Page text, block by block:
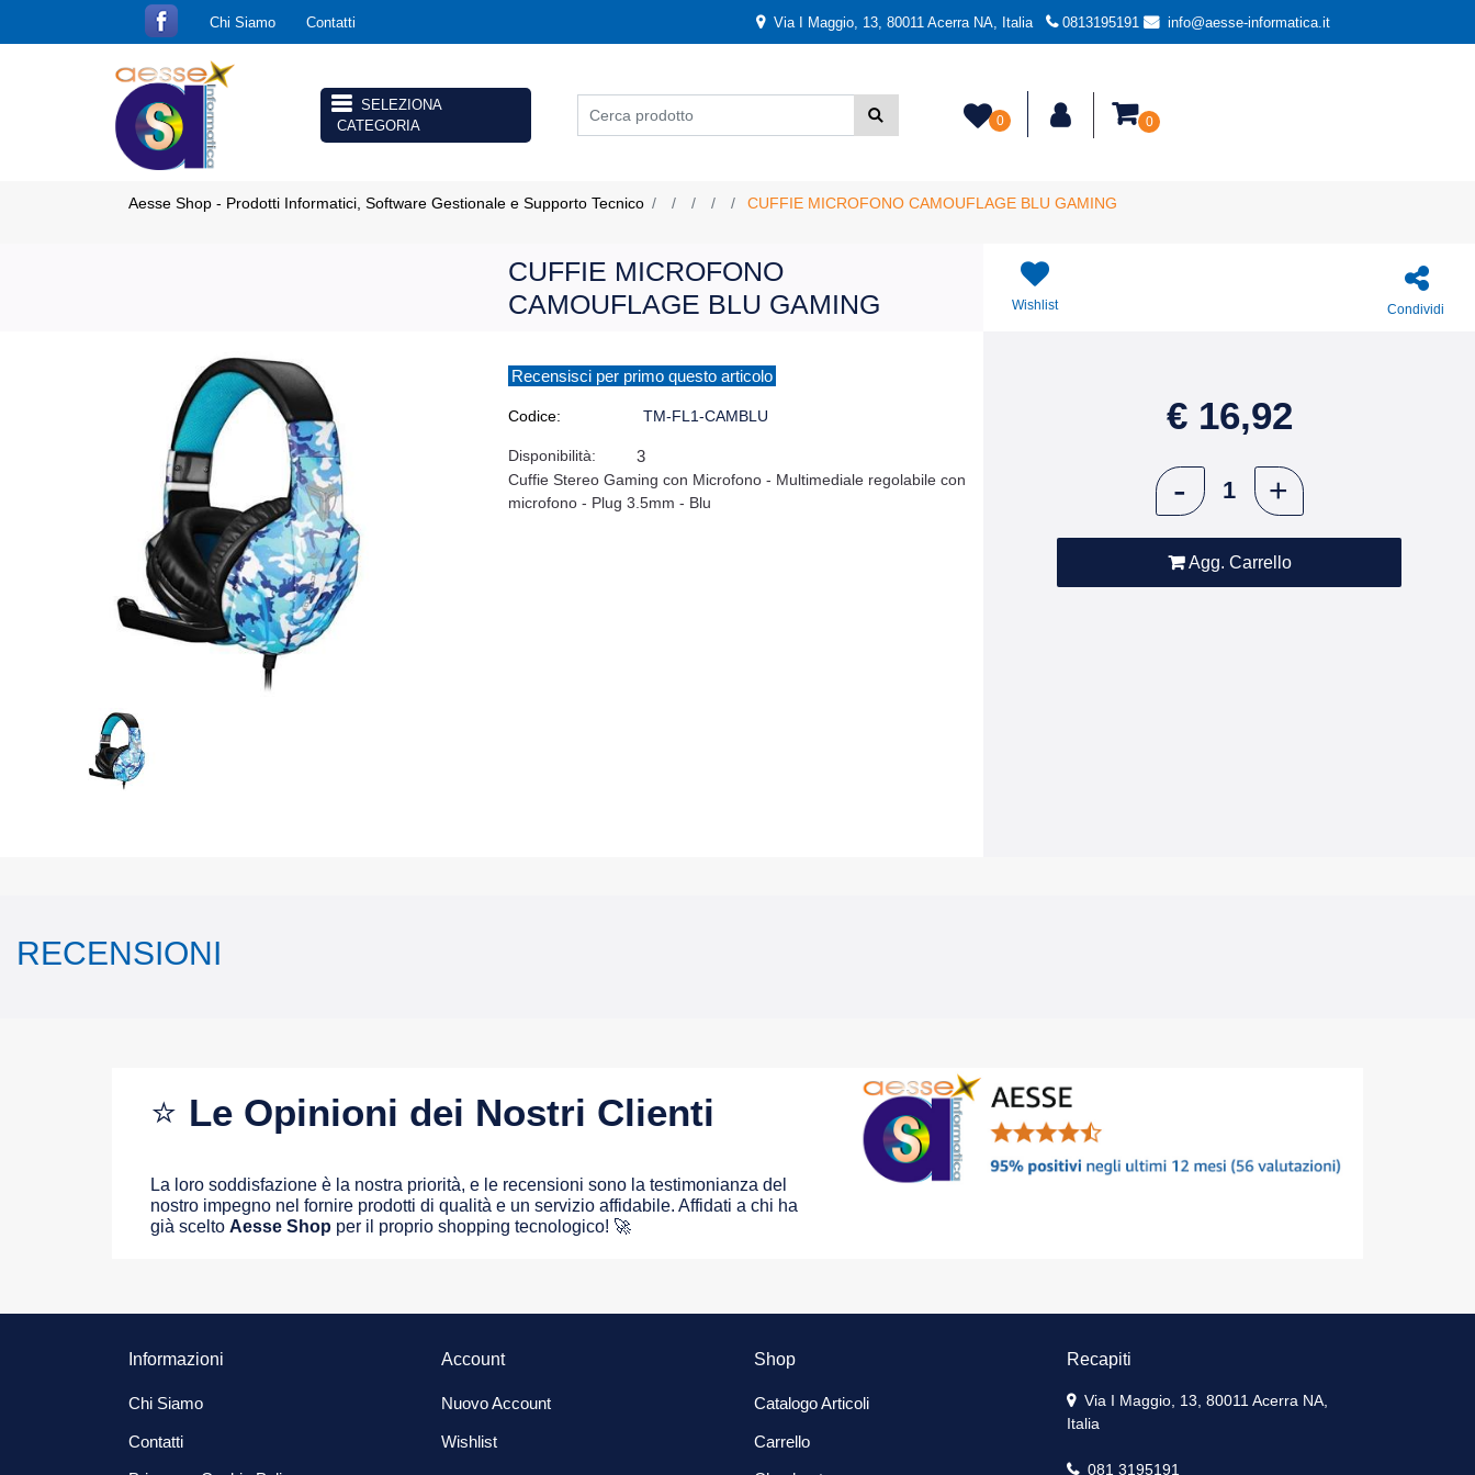
Chi Siamo Contatti Via I Maggio, 13, 80011 Acerra NA, Italia 0813195191 info@aesse-informatica.it
Open menu
0 0
Aesse Shop - Prodotti Informatici, Software Gestionale e Supporto Tecnico CUFFIE MICROFONO CAMOUFLAGE BLU GAMING
CUFFIE MICROFONO
CAMOUFLAGE BLU GAMING
Recensisci per primo questo articolo
Codice: TM-FL1-CAMBLU
Disponibilità: 3
Cuffie Stereo Gaming con Microfono - Multimediale regolabile con
microfono - Plug 3.5mm - Blu
Wishlist Condividi
€ 16,92
Agg. Carrello
RECENSIONI
⭐ Le Opinioni dei Nostri Clienti
La loro soddisfazione è la nostra priorità, e le recensioni sono la testimonianza del
nostro impegno nel fornire prodotti di qualità e un servizio affidabile. Affidati a chi ha
già scelto Aesse Shop per il proprio shopping tecnologico! 🚀
Informazioni
Chi Siamo
Contatti
Account
Nuovo Account
Wishlist
Shop
Catalogo Articoli
Carrello
Recapiti
Via I Maggio, 13, 80011 Acerra NA,
Italia
081 3195191